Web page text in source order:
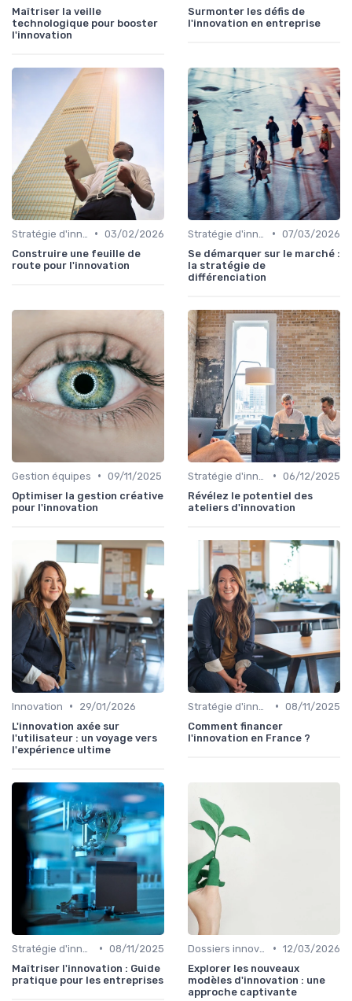
Maîtriser la veille
technologique pour booster
l'innovation
Surmonter les défis de
l'innovation en entreprise
• 03/02/2026
Construire une feuille de
route pour l'innovation
• 07/03/2026
Se démarquer sur le marché :
la stratégie de
différenciation
Gestion équipes • 09/11/2025
Optimiser la gestion créative
pour l'innovation
• 06/12/2025
Révélez le potentiel des
ateliers d'innovation
Innovation •
29/01/2026
L'innovation axée sur
l'utilisateur : un voyage vers
l'expérience ultime
• 08/11/2025
Comment financer
l'innovation en France ?
• 08/11/2025
Maîtriser l'innovation : Guide
pratique pour les entreprises
• 12/03/2026
Explorer les nouveaux
modèles d'innovation : une
approche captivante